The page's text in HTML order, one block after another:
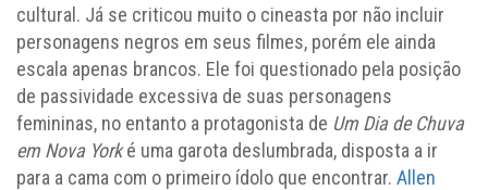
cultural. Já se criticou muito o cineasta por não incluir
personagens negros em seus filmes, porém ele ainda
escala apenas brancos. Ele foi questionado pela posição
de passividade excessiva de suas personagens
femininas, no entanto a protagonista de Um Dia de Chuva
em Nova Yorké uma garota deslumbrada, disposta a ir
para a cama com o primeiro ídolo que encontrar. Allen